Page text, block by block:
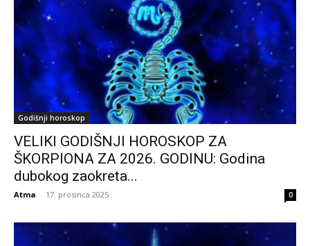
Godišnji horoskop
VELIKI GODIŠNJI HOROSKOP ZA
ŠKORPIONA ZA 2026. GODINU: Godina
dubokog zaokreta...
Atma - 17. prosinca 2025. 0